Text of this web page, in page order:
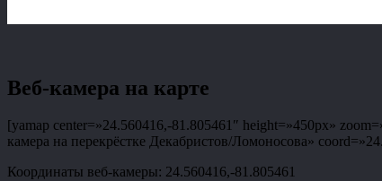
Веб-камера на карте
[yamap center=»24.560416,-81.805461″ height=»450px»
камера на перекрёстке Декабристов/Ломоносова»
Координаты веб-камеры: 24.560416,-81.805461